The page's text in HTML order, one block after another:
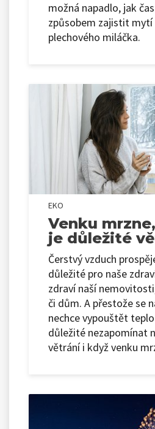
možná napadlo, jak
způsobem zajistit mytí
plechového miláčka.
EKO
Venku
je důležité
Čerstvý vzduch
důležité pro naše
zdraví naší
či dům. A přestože se
nechce vypouštět
důležité nezapomínat
větrání i když venku